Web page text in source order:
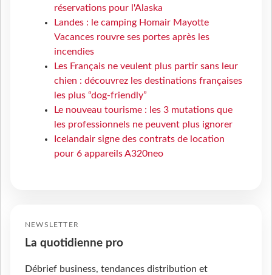
réservations pour l'Alaska
Landes : le camping Homair Mayotte
Vacances rouvre ses portes après les
incendies
Les Français ne veulent plus partir sans leur
chien : découvrez les destinations françaises
les plus “dog-friendly”
Le nouveau tourisme : les 3 mutations que
les professionnels ne peuvent plus ignorer
Icelandair signe des contrats de location
pour 6 appareils A320neo
NEWSLETTER
La quotidienne pro
Débrief business, tendances distribution et